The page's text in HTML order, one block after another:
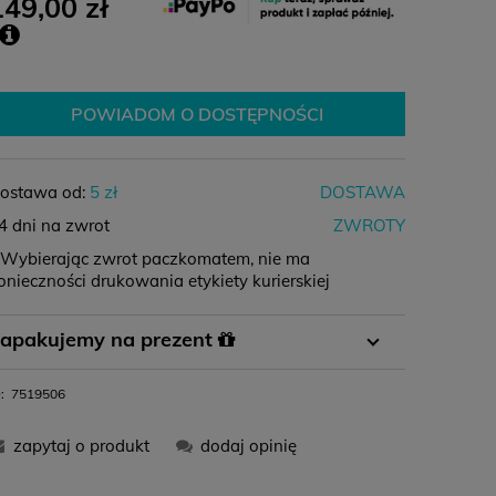
zł
POWIADOM O DOSTĘPNOŚCI
od: 5 zł
DOSTAWA
dni na zwrot
ZWROTY
zwrot paczkomatem, nie ma
drukowania etykiety kurierskiej
Płatność za
na prezent
koszyku wystarczy wybrać opcję pakowania na
7519506
zapytaj o produkt dodaj opinię